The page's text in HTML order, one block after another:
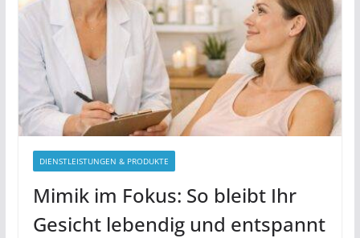
DIENSTLEISTUNGEN & PRODUKTE
Mimik im Fokus: So bleibt Ihr
Gesicht lebendig und entspannt